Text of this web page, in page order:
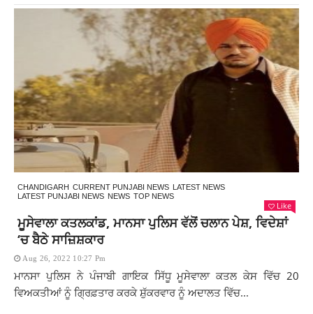
CHANDIGARH CURRENT PUNJABI NEWS LATEST NEWS
LATEST PUNJABI NEWS NEWS TOP NEWS
Like
ਮੂਸੇਵਾਲਾ ਕਤਲਕਾਂਡ, ਮਾਨਸਾ ਪੁਲਿਸ ਵੱਲੋਂ ਚਲਾਨ ਪੇਸ਼, ਵਿਦੇਸ਼ਾਂ
‘ਚ ਬੈਠੇ ਸਾਜ਼ਿਸ਼ਕਾਰ
Aug 26, 2022 10:27 Pm
ਮਾਨਸਾ ਪੁਲਿਸ ਨੇ ਪੰਜਾਬੀ ਗਾਇਕ ਸਿੱਧੂ ਮੂਸੇਵਾਲਾ ਕਤਲ ਕੇਸ ਵਿੱਚ 20
ਵਿਅਕਤੀਆਂ ਨੂੰ ਗ੍ਰਿਫ਼ਤਾਰ ਕਰਕੇ ਸ਼ੁੱਕਰਵਾਰ ਨੂੰ ਅਦਾਲਤ ਵਿੱਚ...